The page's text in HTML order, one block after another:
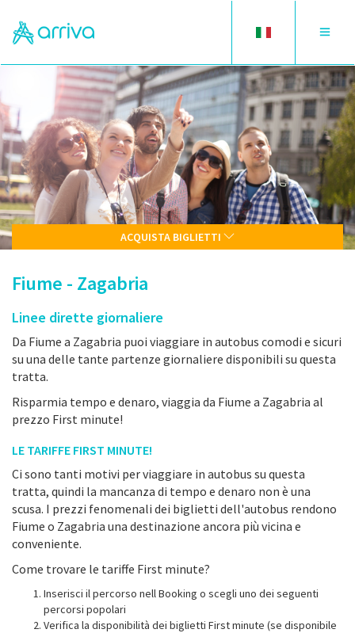
Toggle
Toggle
ACQUISTA BIGLIETTI
Fiume - Zagabria
Linee dirette giornaliere
Da Fiume a Zagabria puoi viaggiare in autobus comodi e sicuri
su una delle tante partenze giornaliere disponibili su questa
tratta.
Risparmia tempo e denaro, viaggia da Fiume a Zagabria al
prezzo First minute!
LE TARIFFE FIRST MINUTE!
Ci sono tanti motivi per viaggiare in autobus su questa
tratta, quindi la mancanza di tempo e denaro non è una
scusa. I prezzi fenomenali dei biglietti dell'autobus rendono
Fiume o Zagabria una destinazione ancora più vicina e
conveniente.
Come trovare le tariffe First minute?
Inserisci il percorso nell Booking o scegli uno dei seguenti
percorsi popolari
Verifica la disponibilità dei biglietti First minute (se disponibile